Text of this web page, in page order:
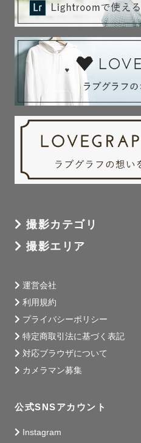
撮影カテゴリ
撮影エリア
運営会社
利用規約
プライバシーポリシー
特定商取引法に基づく表記
対応ブラウザについて
カメラマン募集
公式SNSアカウント
Instagram